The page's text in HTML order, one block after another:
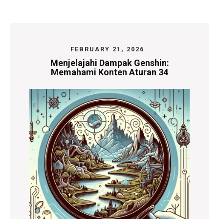
FEBRUARY 21, 2026
Menjelajahi Dampak Genshin:
Memahami Konten Aturan 34